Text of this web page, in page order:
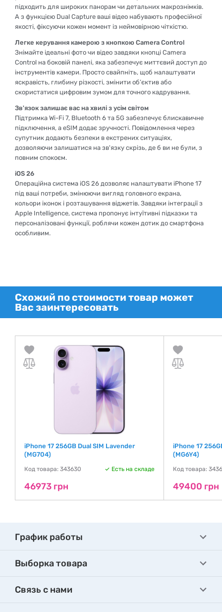
підходить для широких панорам чи детальних макрознімків.
А з функцією Dual Capture ваші відео набувають професійної
якості, фіксуючи кожен момент із неймовірною чіткістю.
Легке керування камерою з кнопкою Camera Control
Знімайте ідеальні фото чи відео завдяки кнопці Camera
Control на боковій панелі, яка забезпечує миттєвий доступ до
інструментів камери. Просто свайпніть, щоб налаштувати
яскравість, глибину різкості, змінити об’єктив або
скористатися цифровим зумом для точного кадрування.
Зв'язок залишає вас на хвилі з усім світом
Підтримка Wi-Fi 7, Bluetooth 6 та 5G забезпечує блискавичне
підключення, а eSIM додає зручності. Повідомлення через
супутник додають безпеки в екстрених ситуаціях,
дозволяючи залишатися на зв'язку скрізь, де б ви не були, з
повним спокоєм.
iOS 26
Операційна система iOS 26 дозволяє налаштувати iPhone 17
під ваші потреби, змінюючи вигляд головного екрана,
кольори іконок і розташування віджетів. Завдяки інтеграції з
Apple Intelligence, система пропонує інтуїтивні підказки та
персоналізовані функції, роблячи кожен дотик до смартфона
особливим.
Схожий по стоимости товар может
Вас заинтересовать
iPhone 17 256GB Dual SIM Lavender
(MG704)
Код товара: 343630 Есть на складе
46973 грн
iPhone 17
(MG6Y4)
Код товара:
49400 грн
График работы
Выборка товара
Связь с нами